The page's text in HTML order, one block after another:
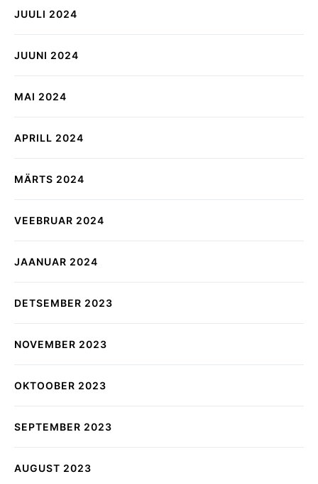
JUULI 2024
JUUNI 2024
MAI 2024
APRILL 2024
MÄRTS 2024
VEEBRUAR 2024
JAANUAR 2024
DETSEMBER 2023
NOVEMBER 2023
OKTOOBER 2023
SEPTEMBER 2023
AUGUST 2023